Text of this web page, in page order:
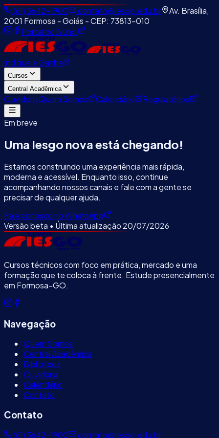
(61) 3642-1900 contato@iesgo.edu.br
Av. Brasília,
2001 Formosa - Goiás - CEP: 73813-010
Portal do Aluno
Indique e Ganhe
Cursos
Central Acadêmica
OuvidoriaQuem Somos Calendário Regulatórios
Em breve
Uma Iesgo nova está chegando!
Estamos construindo uma experiência mais rápida,
moderna e acessível. Enquanto isso, continue
acompanhando nossos canais e fale com a gente se
precisar de qualquer ajuda.
Fale conosco no WhatsApp
Versão beta • Última atualização 20/07/2026
Cursos técnicos com foco em prática, mercado e uma
formação que te coloca à frente. Estude presencialmente
em Formosa–GO.
Navegação
Quem Somos
Central Acadêmica
Biblioteca
Ouvidoria
Calendário
Contato
Contato
(61) 3642-1900 contato@iesgo.edu.br